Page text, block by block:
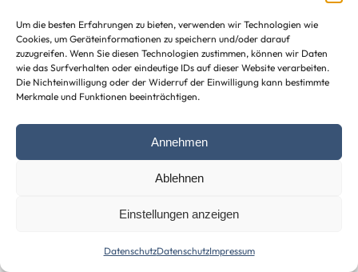
Um die besten Erfahrungen zu bieten, verwenden wir Technologien wie
Cookies, um Geräteinformationen zu speichern und/oder darauf
zuzugreifen. Wenn Sie diesen Technologien zustimmen, können wir Daten
wie das Surfverhalten oder eindeutige IDs auf dieser Website verarbeiten.
Die Nichteinwilligung oder der Widerruf der Einwilligung kann bestimmte
Merkmale und Funktionen beeinträchtigen.
Annehmen
Ablehnen
Einstellungen anzeigen
DatenschutzDatenschutzImpressum